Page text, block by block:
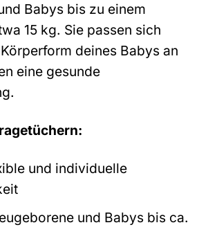
Babys bis zu einem
15 kg. Sie passen sich
deines Babys an
eine gesunde
und individuelle
und Babys bis ca.